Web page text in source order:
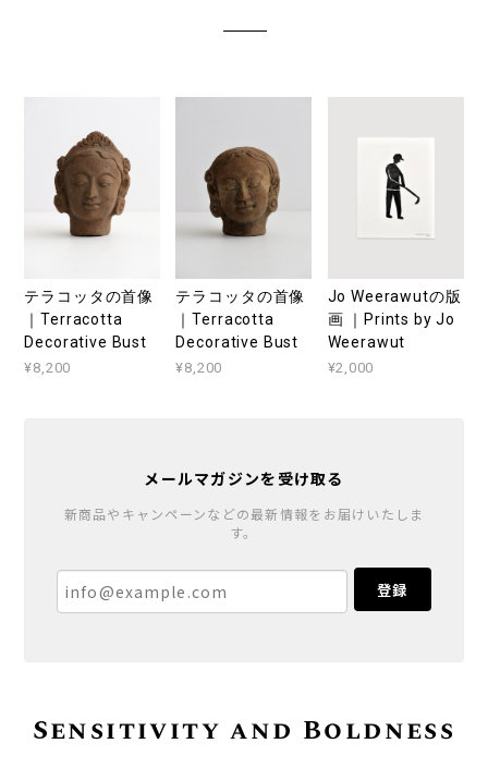
テラコッタの首像
｜Terracotta
Decorative Bust
¥8,200
テラコッタの首像
｜Terracotta
Decorative Bust
¥8,200
Jo Weerawutの版
画 ｜Prints by Jo
Weerawut
¥2,000
メールマガジンを受け取る
新商品やキャンペーンなどの最新情報をお届けいたしま
す。
登録
Sensitivity and Boldness